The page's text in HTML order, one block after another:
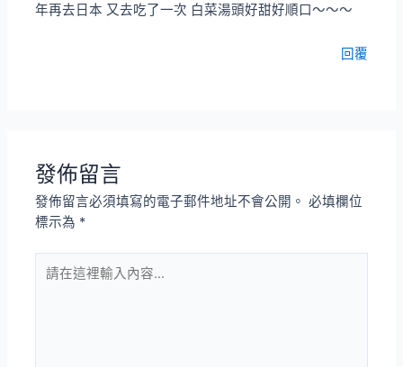
年再去日本 又去吃了一次 白菜湯頭好甜好順口～～～
回覆
發佈留言
發佈留言必須填寫的電子郵件地址不會公開。 必填欄位
標示為 *
在